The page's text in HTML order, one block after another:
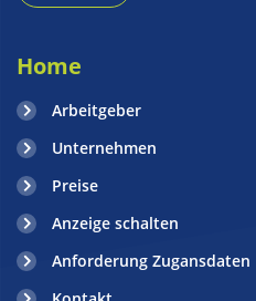
Home
Arbeitgeber
Unternehmen
Preise
Anzeige schalten
Anforderung Zugansdaten